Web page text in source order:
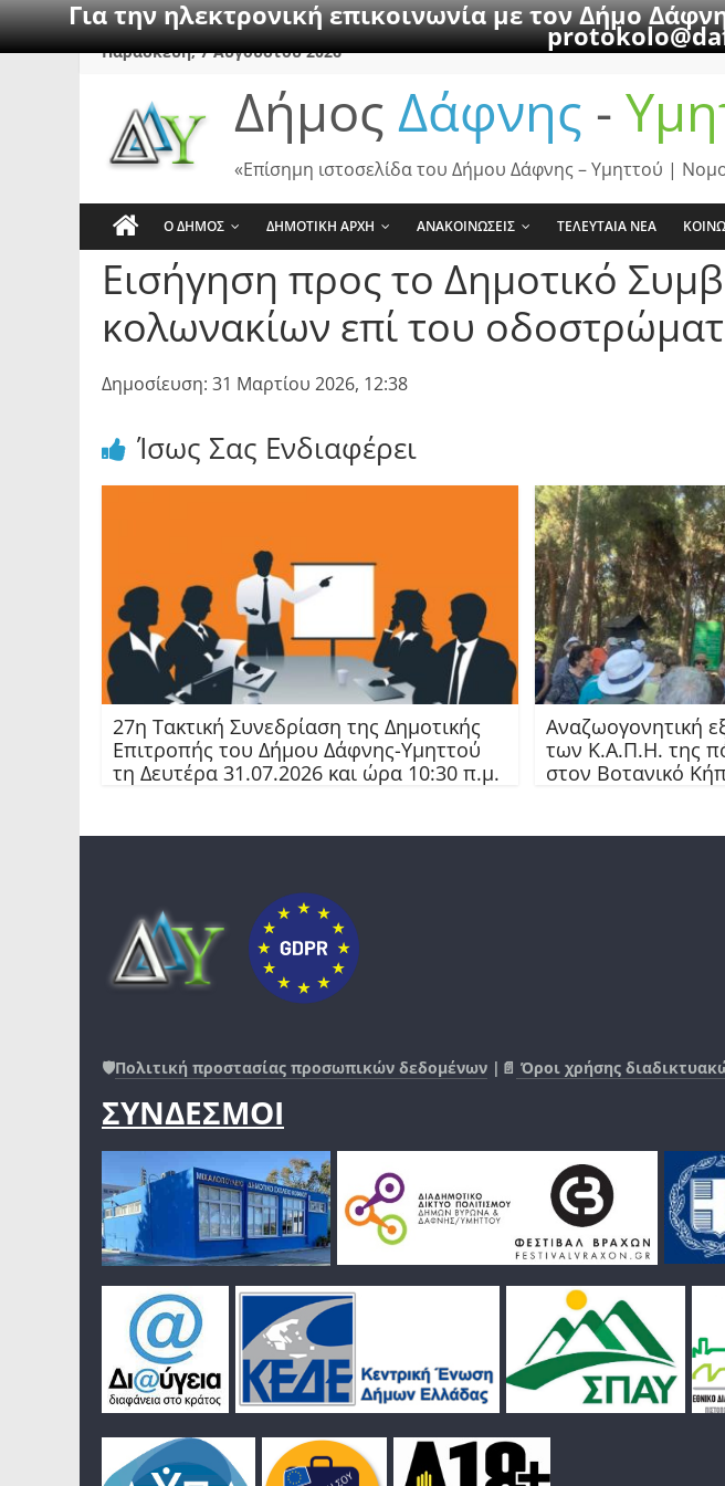
Για την ηλεκτρονική επικοινωνία με τον Δήμο
SkipΠαρασκευή, 7 Αυγούστου 2026
Δήμος Δάφνης -
«Επίσημη ιστοσελίδα του Δήμου Δάφνης – Υμηττού |
Ο ΔΗΜΟΣ ΔΗΜΟΤΙΚΗ ΑΡΧΗ ΑΝΑΚΟΙΝΩΣΕΙΣ ΤΕΛΕΥΤΑΙΑ ΝΕΑ
Εισήγηση προς το Δημοτικό
κολωνακίων επί του
Δημοσίευση: 31 Μαρτίου 2026, 12:38
Ίσως Σας Ενδιαφέρει
27η Τακτική Συνεδρίαση της Δημοτικής
Επιτροπής του Δήμου Δάφνης-Υμηττού
τη Δευτέρα 31.07.2026 και ώρα 10:30 π.μ.
Αναζωογονητική
των Κ.Α.Π.Η. της
στον Βοτανικό
🛡️Πολιτική προστασίας προσωπικών δεδομένων |📄 Όροι χρήσης
ΣΥΝΔΕΣΜΟΙ